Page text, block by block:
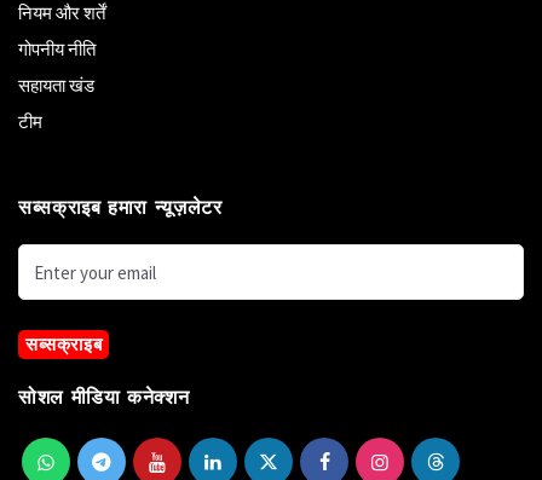
नियम और शर्तें
गोपनीय नीति
सहायता खंड
टीम
सब्सक्राइब हमारा न्यूज़लेटर
सब्सक्राइब
सोशल मीडिया कनेक्शन